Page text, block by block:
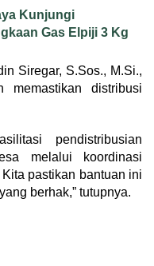
Kunjungi
Gas Elpiji 3 Kg
Siregar, S.Sos., M.Si.,
memastikan distribusi
pendistribusian
melalui koordinasi
pastikan bantuan ini
berhak,” tutupnya.